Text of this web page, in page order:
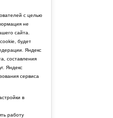
с целью
не
сайта.
будет
Яндекс
составления
Яндекс
сервиса
в
работу